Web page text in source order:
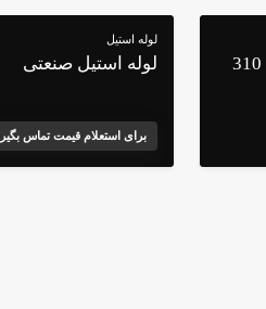
لوله استیل
لوله استیل صنعتی
برای استعلام قیمت تماس